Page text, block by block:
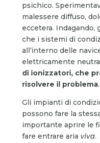
psichico.
malessere diffuso,
eccetera. Indagando,
che i sistemi di
all’interno delle
elettricamente
di ionizzatori, che
risolvere il problema.
Gli impianti di
possono fare la
importante aprire le
fare entrare aria viva.